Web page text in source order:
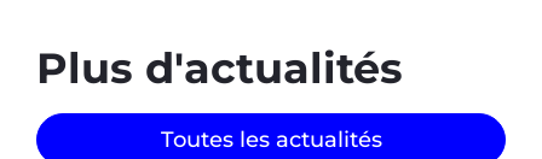
Plus d'actualités
Toutes les actualités